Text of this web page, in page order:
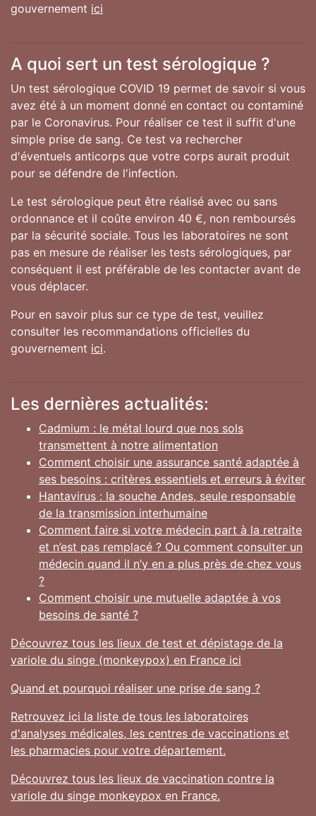
gouvernement ici
A quoi sert un test sérologique ?
Un test sérologique COVID 19 permet de savoir si vous
avez été à un moment donné en contact ou contaminé
par le Coronavirus. Pour réaliser ce test il suffit d'une
simple prise de sang. Ce test va rechercher
d'éventuels anticorps que votre corps aurait produit
pour se défendre de l'infection.
Le test sérologique peut être réalisé avec ou sans
ordonnance et il coûte environ 40 €, non remboursés
par la sécurité sociale. Tous les laboratoires ne sont
pas en mesure de réaliser les tests sérologiques, par
conséquent il est préférable de les contacter avant de
vous déplacer.
Pour en savoir plus sur ce type de test, veuillez
consulter les recommandations officielles du
gouvernement ici.
Les dernières actualités:
Cadmium : le métal lourd que nos sols
transmettent à notre alimentation
Comment choisir une assurance santé adaptée à
ses besoins : critères essentiels et erreurs à éviter
Hantavirus : la souche Andes, seule responsable
de la transmission interhumaine
Comment faire si votre médecin part à la retraite
et n’est pas remplacé ? Ou comment consulter un
médecin quand il n’y en a plus près de chez vous
?
Comment choisir une mutuelle adaptée à vos
besoins de santé ?
Découvrez tous les lieux de test et dépistage de la
variole du singe (monkeypox) en France ici
Quand et pourquoi réaliser une prise de sang ?
Retrouvez ici la liste de tous les laboratoires
d'analyses médicales, les centres de vaccinations et
les pharmacies pour votre département.
Découvrez tous les lieux de vaccination contre la
variole du singe monkeypox en France.